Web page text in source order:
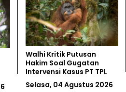
Nelayan Jawa Tengah
Minta Kepastian Wilayah
Tangkap Komunal